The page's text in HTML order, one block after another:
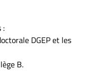
:
DGEP et les
B.